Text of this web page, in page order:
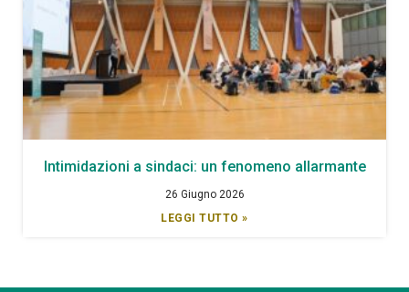
Intimidazioni a sindaci: un fenomeno allarmante
26 Giugno 2026
LEGGI TUTTO »